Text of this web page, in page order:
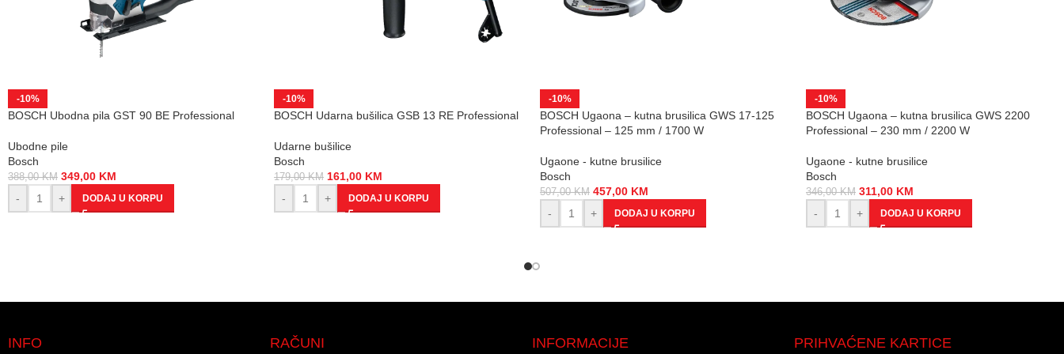
-10%
BOSCH Ubodna pila GST 90 BE Professional
Ubodne pile
Bosch
388,00KM 349,00 KM
-
+ DODAJ U KORPU
-10%
BOSCH Udarna bušilica GSB 13 RE Professional
Udarne bušilice
Bosch
179,00KM 161,00 KM
-
+ DODAJ U KORPU
-10%
BOSCH Ugaona – kutna brusilica GWS 17-125
Professional – 125 mm / 1700 W
Ugaone - kutne brusilice
Bosch
507,00KM 457,00 KM
-
+ DODAJ U KORPU
-10%
BOSCH Ugaona – kutna brusilica GWS 2200
Professional – 230 mm / 2200 W
Ugaone - kutne brusilice
Bosch
346,00KM 311,00 KM
-
+ DODAJ U KORPU
INFO RAČUNI INFORMACIJE PRIHVAĆENE KARTICE